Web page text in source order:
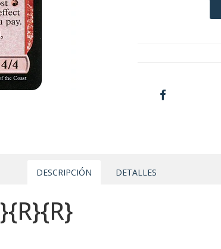
DESCRIPCIÓN DETALLES